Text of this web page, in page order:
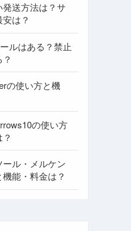
送方法は？サ
は？
ルはある？禁止
の使い方と機
の使い方
ル・メルケン
能・料金は？